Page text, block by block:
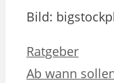
Bild:
Kategorien
Ratgeber
Ab wann